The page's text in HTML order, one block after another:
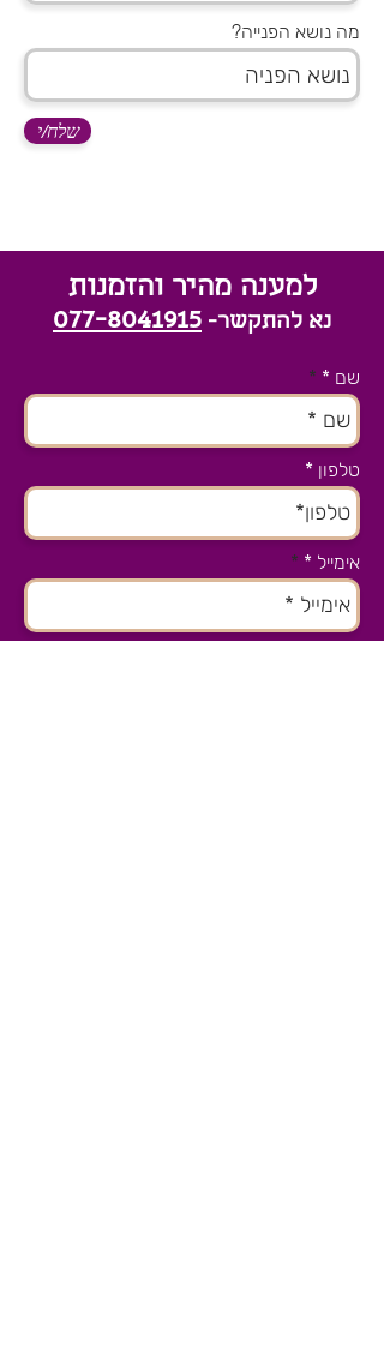
מה נושא הפנייה?
שלח/י
למענה מהיר והזמנות
נא להתקשר- 077-8041915
שם *
טלפון
אימייל *